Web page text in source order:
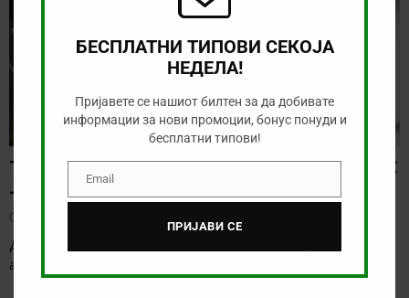
ТИП НА ДЕНОТ (10.08.2026, 23:00) АГИЛАС
– КЛУБ ЛАНЕРОС
Денес нема голема понуда за обложување, а ние ќе го
анализиране дуелот од колумбиското првенство
БЕСПЛАТНИ ТИПОВИ СЕКОЈА
НЕДЕЛА!
Пријавете се нашиот билтен за да добивате
информации за нови промоции, бонус понуди и
бесплатни типови!
EmailEmail
ПРИЈАВИ СЕ